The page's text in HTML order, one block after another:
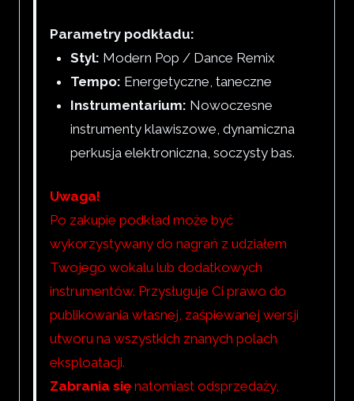
Parametry podkładu:
Styl: Modern Pop / Dance Remix
Tempo: Energetyczne, taneczne
Instrumentarium: Nowoczesne
instrumenty klawiszowe, dynamiczna
perkusja elektroniczna, soczysty bas.
Uwaga!
Po zakupie podkład może być
wykorzystywany do nagrań z udziałem
Twojego wokalu lub dodatkowych
instrumentów. Przysługuje Ci prawo do
publikowania własnej, zaśpiewanej wersji
utworu na wszystkich znanych polach
eksploatacji.
Zabrania się natomiast odsprzedaży,